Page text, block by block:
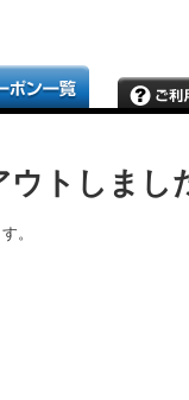
トしまし
。